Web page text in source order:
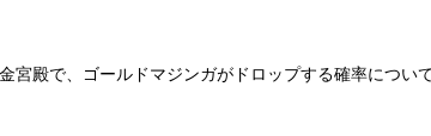
宮殿で、ゴールドマジンガがドロップする確率につい